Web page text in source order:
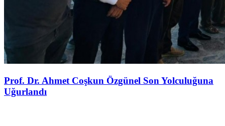
Prof. Dr. Ahmet Coşkun Özgünel Son Yolculuğuna
Uğurlandı